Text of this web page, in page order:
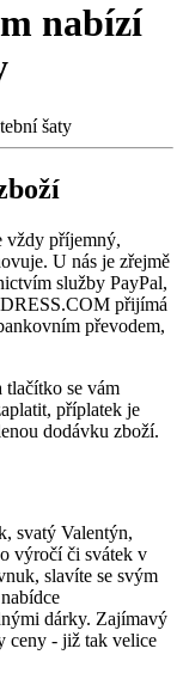
nabízí
vždy příjemný,
U nás je zřejmě
služby PayPal,
přijímá
převodem,
tlačítko se vám
příplatek je
dodávku zboží.
svatý Valentýn,
výročí či svátek v
slavíte se svým
dárky. Zajímavý
ceny - již tak velice